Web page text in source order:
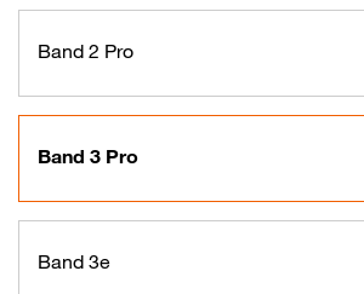
Band 2 Pro
Band 3 Pro
Band 3e